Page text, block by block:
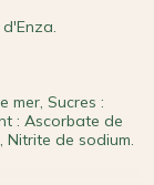
mer, Sucres :
: Ascorbate de
Nitrite de sodium.